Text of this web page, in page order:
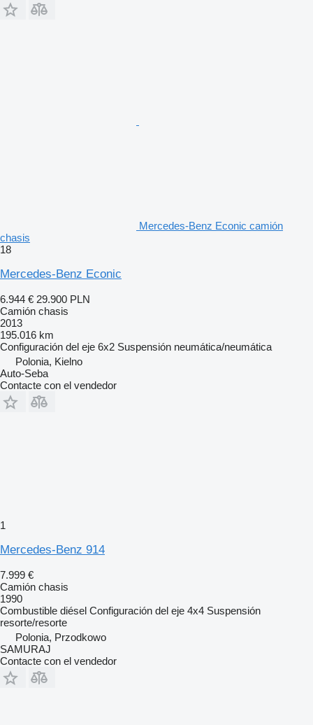
Mercedes-Benz Econic camión
chasis
18
Mercedes-Benz Econic
6.944 € 29.900 PLN
Camión chasis
2013
195.016 km
Configuración del eje 6x2 Suspensión neumática/neumática
Polonia, Kielno
Auto-Seba
Contacte con el vendedor
1
Mercedes-Benz 914
7.999 €
Camión chasis
1990
Combustible diésel Configuración del eje 4x4 Suspensión
resorte/resorte
Polonia, Przodkowo
SAMURAJ
Contacte con el vendedor